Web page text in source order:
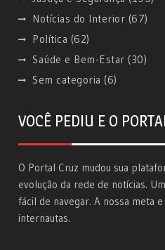
Notícias do Interior (67)
Política (62)
Saúde e Bem-Estar (30)
Sem categoria (6)
VOCÊ PEDIU E O
O Portal Cruz mudou sua
evolução da rede de notícias.
fácil de navegar. A nossa meta
internautas.